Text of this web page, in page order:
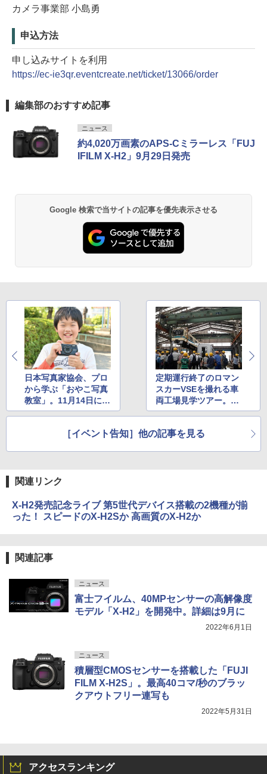
カメラ事業部 小島勇
申込方法
申し込みサイトを利用
https://ec-ie3qr.eventcreate.net/ticket/13066/order
編集部のおすすめ記事
ニュース
約4,020万画素のAPS-Cミラーレス「FUJ
IFILM X-H2」9月29日発売
Google 検索で当サイトの記事を優先表示させる
日本写真家協会、プロ
から学ぶ「おやこ写真
教室」。11月14日に中
野で開催
定期運行終了のロマン
スカーVSEを撮れる車
両工場見学ツアー。1.
5万円・定員50名
［イベント告知］他の記事を見る
関連リンク
X-H2発売記念ライブ 第5世代デバイス搭載の2機種が揃
った！ スピードのX-H2Sか 高画質のX-H2か
関連記事
ニュース
富士フイルム、40MPセンサーの高解像度
モデル「X-H2」を開発中。詳細は9月に
2022年6月1日
ニュース
積層型CMOSセンサーを搭載した「FUJI
FILM X-H2S」。最高40コマ/秒のブラッ
クアウトフリー連写も
2022年5月31日
アクセスランキング